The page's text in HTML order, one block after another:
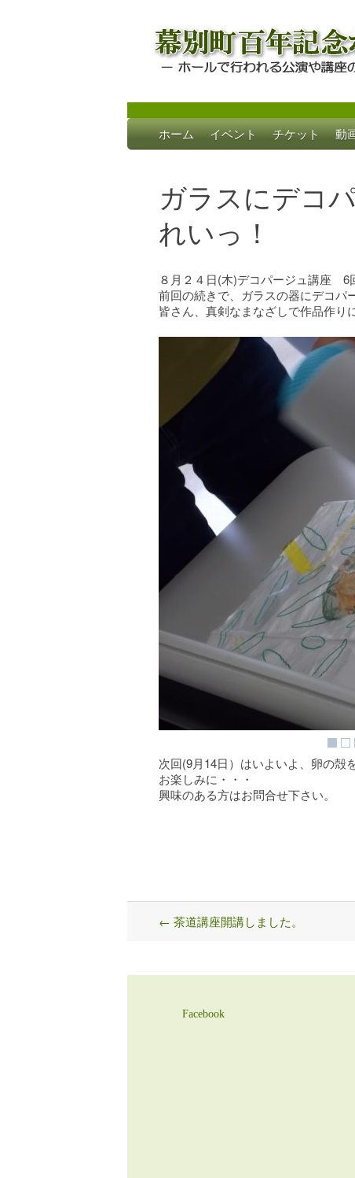
幕別町百年記念
ホールで行われる公演や講座のご案内
Skip
to
ホーム イベント チケット 動
ガラスにデコ
れいっ！
８月２４日(木)デコパージュ講座 6
前回の続きで、ガラスの器にデコパ
皆さん、真剣なまなざしで作品作り
次回(9月14日）はいよいよ、卵の殻
お楽しみに・・・
興味のある方はお問合せ下さい。
Post
← 茶道講座開講しました。
Facebook